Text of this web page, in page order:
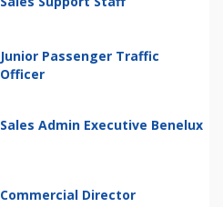
Junior Passenger Traffic
Officer
Sales Admin Executive Benelux
Commercial Director